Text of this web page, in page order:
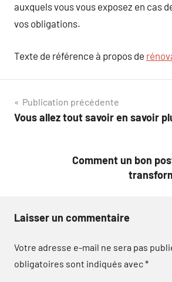
auxquels vous vous exposez en cas
vos obligations.
Texte de référence à propos de
Navigation
de
Publication précédente
Vous allez tout savoir en savoir
Comment un bon
Laisser un commentaire
Votre adresse e-mail ne sera pas
obligatoires sont indiqués avec*